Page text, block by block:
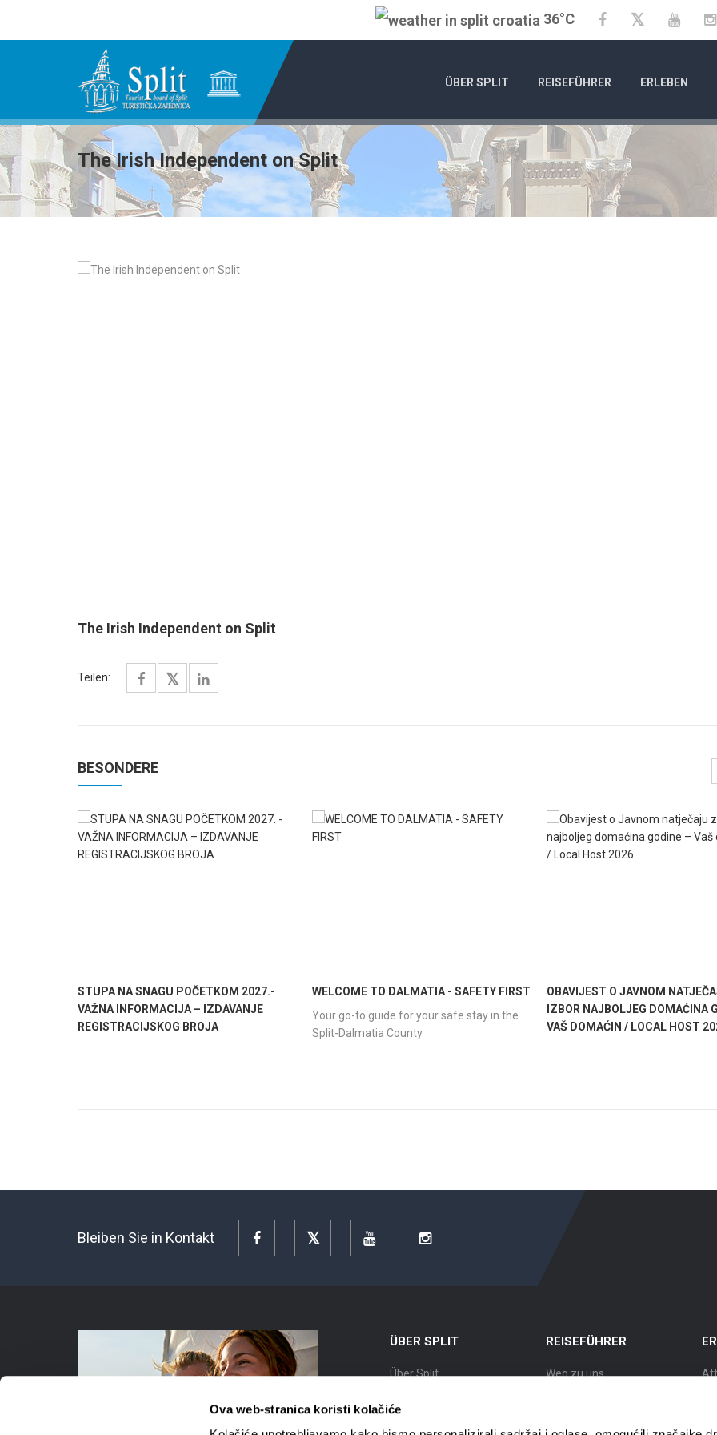
Ova web-stranica koristi kolačiće
36°C FacebookTwitter
ÜBER SPLIT REISEFÜHRER ERLEBEN
The Irish Independent on Split
The Irish Independent on Split
Teilen:
BESONDERE
STUPA NA SNAGU POČETKOM 2027.-
VAŽNA INFORMACIJA – IZDAVANJE
REGISTRACIJSKOG BROJA
WELCOME TO DALMATIA - SAFETY FIRST
Your go-to guide for your safe stay in the
Split-Dalmatia County
OBAVIJEST O JAVNOM
IZBOR NAJBOLJEG DOMAĆINA
VAŠ DOMAĆIN / LOCAL HOST
Bleiben Sie in Kontakt Facebook YouTube Instagram
ÜBER SPLIT
Über Split
Lage
REISEFÜHRER
Weg zu uns